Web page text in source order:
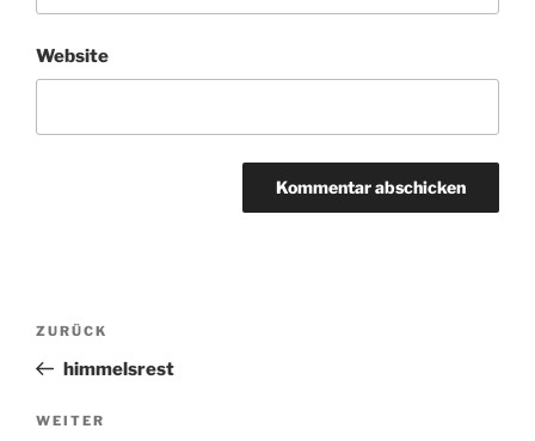
Website
Beitragsnavigation
Vorheriger
Beitrag
ZURÜCK
himmelsrest
Nächster
WEITER